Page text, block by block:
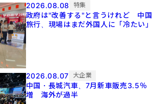
2026.08.08 特集
政府は"改善する"と言うけれど 中国
旅行、現場はまだ外国人に「冷たい
2026.08.07 大企業
中国・長城汽車、7月新車販売3.5％
増 海外が過半